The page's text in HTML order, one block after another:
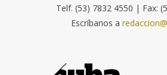
Telf. (53) 7832 4550 | Fax:
Escríbanos a